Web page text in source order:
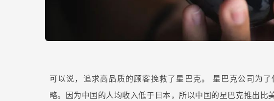
可以说，追求高品质的顾客挽救了星巴克。 星巴克公司为
略。因为中国的人均收入低于日本，所以中国的星巴克推出比